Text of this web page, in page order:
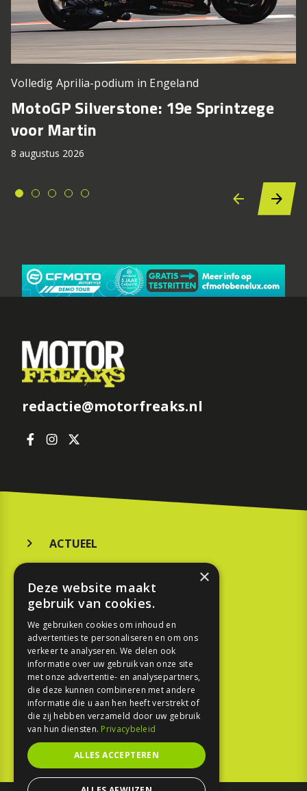
Volledig Aprilia-podium in Engeland
MotoGP Silverstone: 19e Sprintzege
voor Martin
8 augustus 2026
redactie@motorfreaks.nl
ACTUEEL
KOOPGIDS
TESTEN
SPORT
REPORTAGE
TOUREN
NIEUWSBRIEF
×
Deze website maakt
gebruik van cookies.
We gebruiken cookies om inhoud en
advertenties te personaliseren en om ons
verkeer te analyseren. We delen ook
informatie over uw gebruik van onze site
met onze advertentie- en analysepartners,
die deze kunnen combineren met andere
informatie die u aan hen heeft verstrekt of
die zij hebben verzameld door uw gebruik
van hun diensten. Privacybeleid
ALLES ACCEPTEREN